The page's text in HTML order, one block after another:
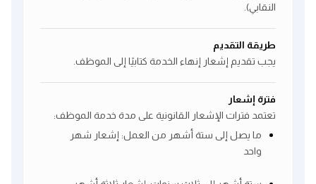
النقابي).
طريقة التقديم
يجب تقديم إشعار إنهاء الخدمة كتابيًا إلى الموظف.
فترة إشعار
تعتمد فترات الإشعار القانونية على مدة خدمة الموظف:
ما يصل إلى ستة أشهر من العمل: إشعار شهر
واحد